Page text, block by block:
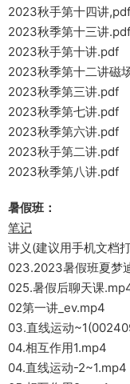
2023秋手第十四讲,pdf
2023秋季第十三讲.pdf
2023秋手第十讲.pdf
2023秋季第十二讲磁
2023秋季第三讲.pdf
2023秋季第七讲.pdf
2023秋季第六讲.pdf
2023秋手第二讲.pdf
2023秋季第八讲.pdf
暑假班：
笔记
讲义(建议用手机文档
023.2023暑假班夏梦
025.暑假后聊天课
02第一讲_ev.mp4
03.直线运动
04.相互作用1.mp4
04.直线运动-2~1.mp4